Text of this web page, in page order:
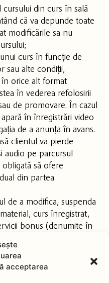
acceptarea
din curs în sală
că va depunde toate
modificările sa nu
curs în funcție de
sau alte condiții,
în orice alt format
în vederea refolosirii
de promovare. În cazul
în înregistrări video
de a anunța în avans.
clientul va pierde
audio pe parcursul
să ofere
din partea
de a modifica, suspenda
curs înregistrat,
bonus (denumite în
și sunt disponibile doar
chiar dacă
altfel. Clientul